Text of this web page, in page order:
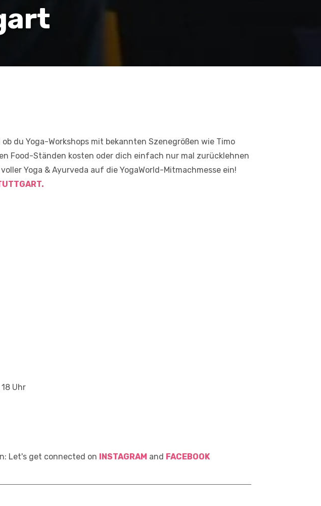
du Yoga-Workshops mit bekannten Szenegrößen wie Timo
Food-Ständen kosten oder dich einfach nur mal zurücklehnen
Yoga & Ayurveda auf die YogaWorld-Mitmachmesse ein!
Uhr
Let's get connected on INSTAGRAM and FACEBOOK